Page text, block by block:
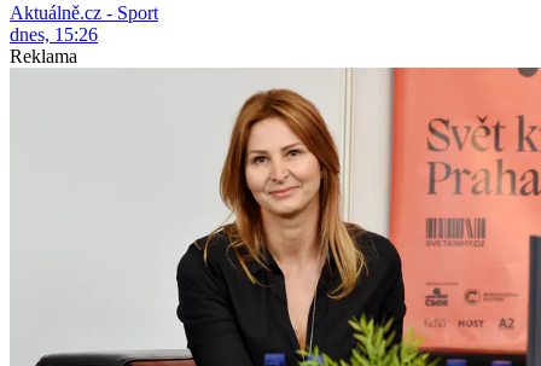
Aktuálně.cz - Sport
dnes, 15:26
Reklama